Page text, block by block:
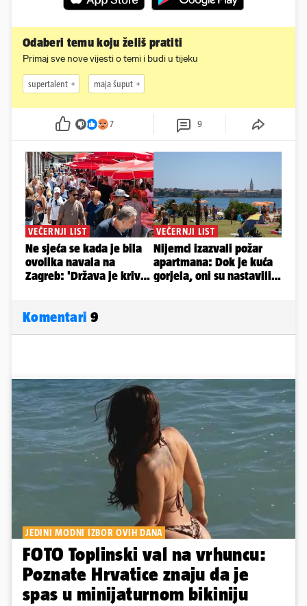
Odaberi temu koju želiš pratiti
Primaj sve nove vijesti o temi i budi u tijeku
supertalent maja šuput
7 9
Komentari 9
JEDINI MODNI IZBOR OVIH DANA
FOTO Toplinski val na vrhuncu:
Poznate Hrvatice znaju da je
spas u minijaturnom bikiniju